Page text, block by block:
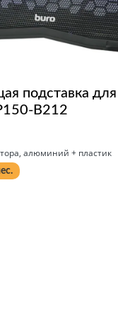
подставка для
B212
алюминий + пластик